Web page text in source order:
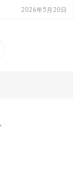
2026年5月20日